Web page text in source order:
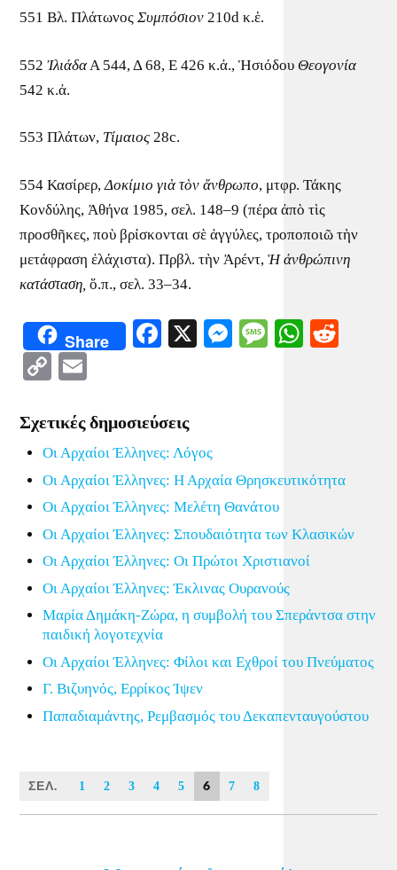
551 Βλ. ΠλάτωνοςΣυμπόσιον 210d κ.ἑ.
552Ἰλιάδα Α 544, Δ 68, Ε 426 κ.ἀ., ἩσιόδουΘεογονία
542 κ.ἀ.
553 Πλάτων, Τίμαιος 28c.
554 Κασίρερ,Δοκίμιο γιὰ τὸν ἄνθρωπο, μτφρ. Τάκης
Κονδύλης, Ἀθήνα 1985, σελ. 148–9 (πέρα ἀπὸ τὶς
προσθῆκες, ποὺ βρίσκονται σὲ ἀγγύλες, τροποποιῶ τὴν
μετάφραση ἐλάχιστα). Πρβλ. τὴν Ἀρέντ,Ἡ ἀνθρώπινη
κατάσταση, ὅ.π., σελ. 33–34.
Share Facebook
X Messenger
Message
Copy
Σχετικές δημοσιεύσεις
Οι Αρχαίοι Έλληνες: Λόγος
Οι Αρχαίοι Έλληνες: Η Αρχαία Θρησκευτικότητα
Οι Αρχαίοι Έλληνες: Μελέτη Θανάτου
Οι Αρχαίοι Έλληνες: Σπουδαιότητα των Κλασικών
Οι Αρχαίοι Έλληνες: Οι Πρώτοι Χριστιανοί
Οι Αρχαίοι Έλληνες: Έκλινας Ουρανούς
Μαρία Δημάκη-Ζώρα, η συμβολή του Σπεράντσα στην
παιδική λογοτεχνία
Οι Αρχαίοι Έλληνες: Φίλοι και Εχθροί του Πνεύματος
Γ. Βιζυηνός, Ερρίκος Ίψεν
Παπαδιαμάντης, Ρεμβασμός του Δεκαπενταυγούστου
ΣΕΛ. 1 2 3 4 5 6 7 8